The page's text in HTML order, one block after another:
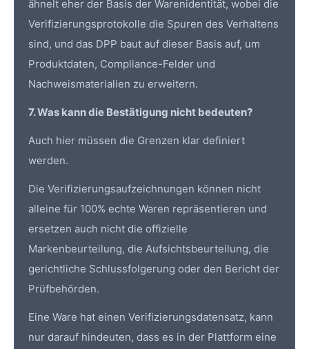
ähnelt eher der Basis der Warenidentität, wobei die
Verifizierungsprotokolle die Spuren des Verhaltens
sind, und das DPP baut auf dieser Basis auf, um
Produktdaten, Compliance-Felder und
Nachweismaterialien zu erweitern.
7. Was kann die Bestätigung nicht bedeuten?
Auch hier müssen die Grenzen klar definiert
werden.
Die Verifizierungsaufzeichnungen können nicht
alleine für 100% echte Waren repräsentieren und
ersetzen auch nicht die offizielle
Markenbeurteilung, die Aufsichtsbeurteilung, die
gerichtliche Schlussfolgerung oder den Bericht der
Prüfbehörden.
Eine Ware hat einen Verifizierungsdatensatz, kann
nur darauf hindeuten, dass es in der Plattform eine